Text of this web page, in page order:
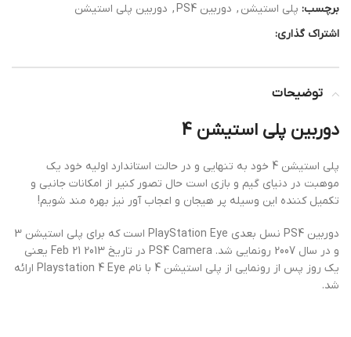
برچسب: پلی استیشن , دوربین PS4 , دوربین پلی استیشن
اشتراک گذاری:
توضیحات
دوربین پلی استیشن 4
پلی استیشن 4 خود به تنهایی و در حالت استاندارد اولیه خود یک
موهبت در دنیای گیم و بازی است حال تصور کنیر از امکانات جانبی و
تکمیل کننده این وسیله پر هیجان و اعجاب آور نیز بهره مند شویم!
دوربین PS4 نسل بعدی PlayStation Eye است که برای پلی استیشن 3
و در سال 2007 رونمایی شد. PS4 Camera در تاریخ Feb 21 2013 یعنی
یک روز پس از رونمایی از پلی استیشن 4 با نام Playstation 4 Eye ارائه
شد.